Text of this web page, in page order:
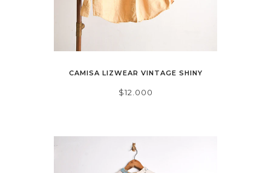
CAMISA LIZWEAR VINTAGE SHINY
$12.000